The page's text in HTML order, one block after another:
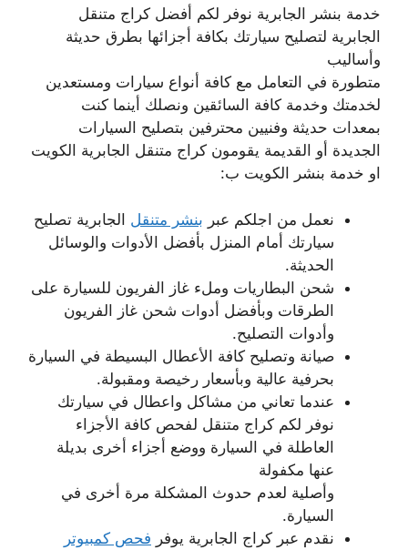
خدمة بنشر الجابرية نوفر لكم أفضل كراج متنقل
الجابرية لتصليح سيارتك بكافة أجزائها بطرق حديثة
وأساليب
متطورة في التعامل مع كافة أنواع سيارات ومستعدين
لخدمتك وخدمة كافة السائقين ونصلك أينما كنت
بمعدات حديثة وفنيين محترفين بتصليح السيارات
الجديدة أو القديمة يقومون كراج متنقل الجابرية الكويت
او خدمة بنشر الكويت ب:
نعمل من اجلكم عبر بنشر متنقل الجابرية تصليح
سيارتك أمام المنزل بأفضل الأدوات والوسائل
الحديثة.
شحن البطاريات وملء غاز الفريون للسيارة على
الطرقات وبأفضل أدوات شحن غاز الفريون
وأدوات التصليح.
صيانة وتصليح كافة الأعطال البسيطة في السيارة
بحرفية عالية وبأسعار رخيصة ومقبولة.
عندما تعاني من مشاكل واعطال في سيارتك
نوفر لكم كراج متنقل لفحص كافة الأجزاء
العاطلة في السيارة ووضع أجزاء أخرى بديلة
عنها مكفولة
وأصلية لعدم حدوث المشكلة مرة أخرى في
السيارة.
نقدم عبر كراج الجابرية يوفر فحص كمبيوتر